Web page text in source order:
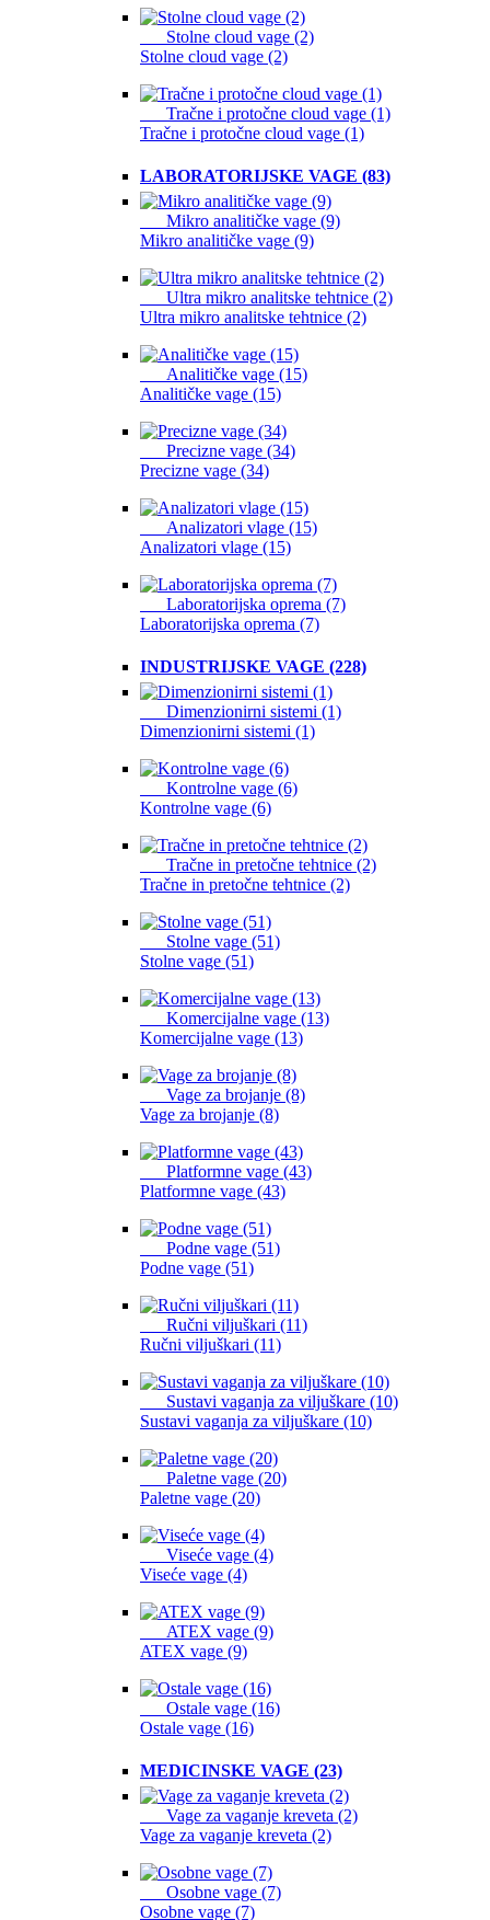
Stolne cloud vage (2)
Stolne cloud vage (2)
Tračne i protočne cloud vage (1)
Tračne i protočne cloud vage (1)
LABORATORIJSKE VAGE (83)
Mikro analitičke vage (9)
Mikro analitičke vage (9)
Ultra mikro analitske tehtnice (2)
Ultra mikro analitske tehtnice (2)
Analitičke vage (15)
Analitičke vage (15)
Precizne vage (34)
Precizne vage (34)
Analizatori vlage (15)
Analizatori vlage (15)
Laboratorijska oprema (7)
Laboratorijska oprema (7)
INDUSTRIJSKE VAGE (228)
Dimenzionirni sistemi (1)
Dimenzionirni sistemi (1)
Kontrolne vage (6)
Kontrolne vage (6)
Tračne in pretočne tehtnice (2)
Tračne in pretočne tehtnice (2)
Stolne vage (51)
Stolne vage (51)
Komercijalne vage (13)
Komercijalne vage (13)
Vage za brojanje (8)
Vage za brojanje (8)
Platformne vage (43)
Platformne vage (43)
Podne vage (51)
Podne vage (51)
Ručni viljuškari (11)
Ručni viljuškari (11)
Sustavi vaganja za viljuškare (10)
Sustavi vaganja za viljuškare (10)
Paletne vage (20)
Paletne vage (20)
Viseće vage (4)
Viseće vage (4)
ATEX vage (9)
ATEX vage (9)
Ostale vage (16)
Ostale vage (16)
MEDICINSKE VAGE (23)
Vage za vaganje kreveta (2)
Vage za vaganje kreveta (2)
Osobne vage (7)
Osobne vage (7)